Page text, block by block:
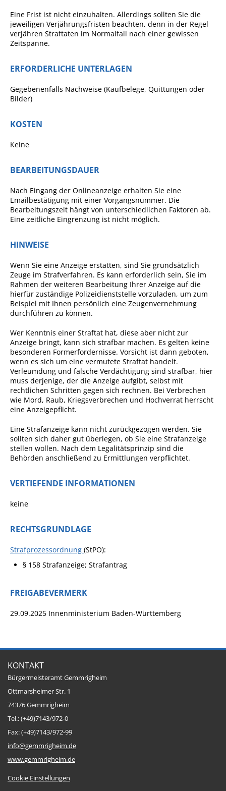
Vereine + Kultur
MEIN GEMMRIGHEIM
Lesewochen
Paten für Baum- und
Pflanzbeete
Willkommensbesuche
Krabbelgruppe
Kinderkleidermarkt
Dorfflohmarkt
Fan-Shop
Eine Frist ist nicht einzuhalten. Allerdings sollten Sie die
jeweiligen Verjährungsfristen beachten, denn in der Regel
verjähren Straftaten im Normalfall nach einer gewissen
Zeitspanne.
ERFORDERLICHE UNTERLAGEN
Gegebenenfalls Nachweise (Kaufbelege, Quittungen oder
Bilder)
KOSTEN
Keine
BEARBEITUNGSDAUER
Nach Eingang der Onlineanzeige erhalten Sie eine
Emailbestätigung mit einer Vorgangsnummer. Die
Bearbeitungszeit hängt von unterschiedlichen Faktoren ab.
Eine zeitliche Eingrenzung ist nicht möglich.
HINWEISE
Wenn Sie eine Anzeige erstatten, sind Sie grundsätzlich
Zeuge im Strafverfahren. Es kann erforderlich sein, Sie im
Rahmen der weiteren Bearbeitung Ihrer Anzeige auf die
hierfür zuständige Polizeidienststelle vorzuladen, um zum
Beispiel mit Ihnen persönlich eine Zeugenvernehmung
durchführen zu können.
Wer Kenntnis einer Straftat hat, diese aber nicht zur
Anzeige bringt, kann sich strafbar machen. Es gelten keine
besonderen Formerfordernisse. Vorsicht ist dann geboten,
wenn es sich um eine vermutete Straftat handelt.
Verleumdung und falsche Verdächtigung sind strafbar, hier
muss derjenige, der die Anzeige aufgibt, selbst mit
rechtlichen Schritten gegen sich rechnen. Bei Verbrechen
wie Mord, Raub, Kriegsverbrechen und Hochverrat herrscht
eine Anzeigepflicht.
Eine Strafanzeige kann nicht zurückgezogen werden. Sie
sollten sich daher gut überlegen, ob Sie eine Strafanzeige
stellen wollen. Nach dem Legalitätsprinzip sind die
Behörden anschließend zu Ermittlungen verpflichtet.
VERTIEFENDE INFORMATIONEN
keine
RECHTSGRUNDLAGE
Strafprozessordnung (StPO):
§ 158 Strafanzeige; Strafantrag
FREIGABEVERMERK
29.09.2025 Innenministerium Baden-Württemberg
KONTAKT
Bürgermeisteramt Gemmrigheim
Ottmarsheimer Str. 1
74376 Gemmrigheim
Tel.: (+49)7143/972-0
Fax: (+49)7143/972-99
info@gemmrigheim.de
www.gemmrigheim.de
Cookie Einstellungen